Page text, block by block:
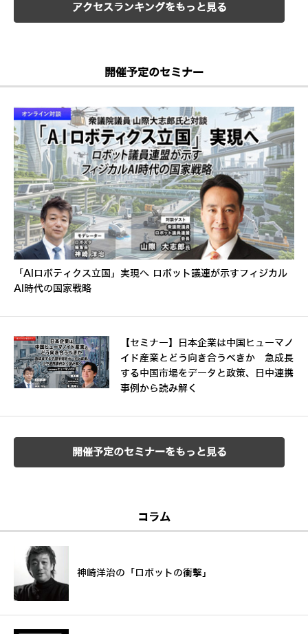
アクセスランキングをもっと見る
開催予定のセミナー
「AIロボティクス立国」実現へ ロボット議連が示すフィジカル
AI時代の国家戦略
【セミナー】日本企業は中国ヒューマノ
イド産業とどう向き合うべきか 急成長
する中国市場をデータと政策、日中連携
事例から読み解く
開催予定のセミナーをもっと見る
コラム
神崎洋治の「ロボットの衝撃」